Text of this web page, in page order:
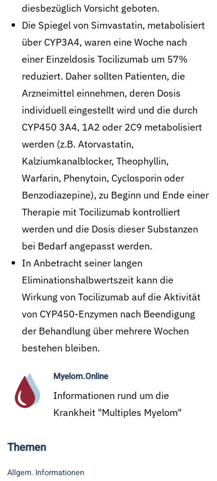
diesbezüglich Vorsicht geboten.
Die Spiegel von Simvastatin, metabolisiert
über CYP3A4, waren eine Woche nach
einer Einzeldosis Tocilizumab um 57%
reduziert. Daher sollten Patienten, die
Arzneimittel einnehmen, deren Dosis
individuell eingestellt wird und die durch
CYP450 3A4, 1A2 oder 2C9 metabolisiert
werden (z.B. Atorvastatin,
Kalziumkanalblocker, Theophyllin,
Warfarin, Phenytoin, Cyclosporin oder
Benzodiazepine), zu Beginn und Ende einer
Therapie mit Tocilizumab kontrolliert
werden und die Dosis dieser Substanzen
bei Bedarf angepasst werden.
In Anbetracht seiner langen
Eliminationshalbwertszeit kann die
Wirkung von Tocilizumab auf die Aktivität
von CYP450-Enzymen nach Beendigung
der Behandlung über mehrere Wochen
bestehen bleiben.
Myelom.Online
Informationen rund um die
Krankheit "Multiples Myelom"
Themen
Allgem. Informationen